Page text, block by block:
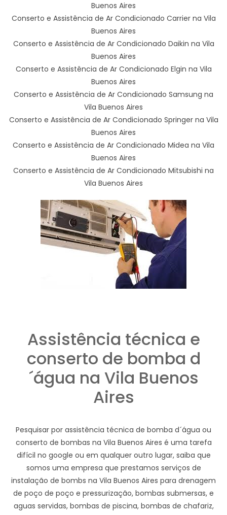
Buenos Aires
Conserto e Assistência de Ar Condicionado Carrier na Vila
Buenos Aires
Conserto e Assistência de Ar Condicionado Daikin na Vila
Buenos Aires
Conserto e Assistência de Ar Condicionado Elgin na Vila
Buenos Aires
Conserto e Assistência de Ar Condicionado Samsung na
Vila Buenos Aires
Conserto e Assistência de Ar Condicionado Springer na Vila
Buenos Aires
Conserto e Assistência de Ar Condicionado Midea na Vila
Buenos Aires
Conserto e Assistência de Ar Condicionado Mitsubishi na
Vila Buenos Aires
Assistência técnica e
conserto de bomba d
´água na Vila Buenos
Aires
Pesquisar por assistência técnica de bomba d´água ou
conserto de bombas na Vila Buenos Aires é uma tarefa
difícil no google ou em qualquer outro lugar, saiba que
somos uma empresa que prestamos serviços de
instalação de bombs na Vila Buenos Aires para drenagem
de poço de poço e pressurização, bombas submersas, e
aguas servidas, bombas de piscina, bombas de chafariz,